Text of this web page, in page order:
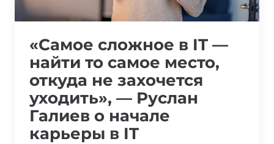
ИСТОРИИ
ДЕВУШЕК
ИЗ
AO
“BEREKE
BANK”
«Самое сложное в IT —
найти то самое место,
откуда не захочется
уходить», — Руслан
Галиев о начале
карьеры в IT